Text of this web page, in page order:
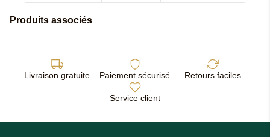
Produits associés
Livraison gratuite Paiement sécurisé Retours faciles
Service client